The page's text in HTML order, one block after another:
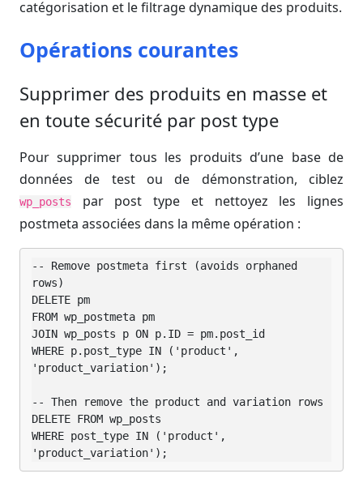
catégorisation et le filtrage dynamique des produits.
Opérations courantes
Supprimer des produits en masse et
en toute sécurité par post type
Pour supprimer tous les produits d’une base de
données de test ou de démonstration, ciblez
wp_posts
par post type et nettoyez les lignes
postmeta associées dans la même opération :
-- Remove postmeta first (avoids orphaned
rows)
DELETE pm
FROM wp_postmeta pm
JOIN wp_posts p ON p.ID = pm.post_id
WHERE p.post_type IN ('product',
'product_variation');
-- Then remove the product and variation rows
DELETE FROM wp_posts
WHERE post_type IN ('product',
'product_variation');